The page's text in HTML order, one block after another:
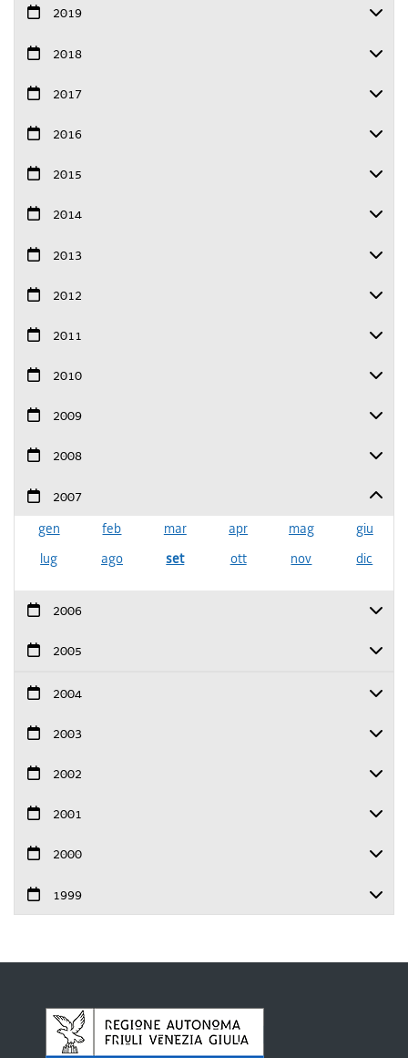
2019
2018
2017
2016
2015
2014
2013
2012
2011
2010
2009
2008
2007
gen
feb mar apr mag
giu
lug
ago set ott nov dic
2006
2005
2004
2003
2002
2001
2000
1999